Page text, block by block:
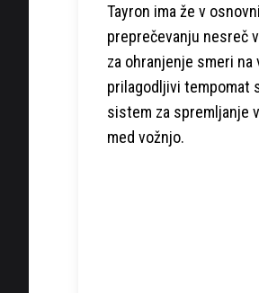
Tayron ima že v
preprečevanju nesreč
za ohranjenje smeri
prilagodljivi tempomat
sistem za spremljanje
med vožnjo.